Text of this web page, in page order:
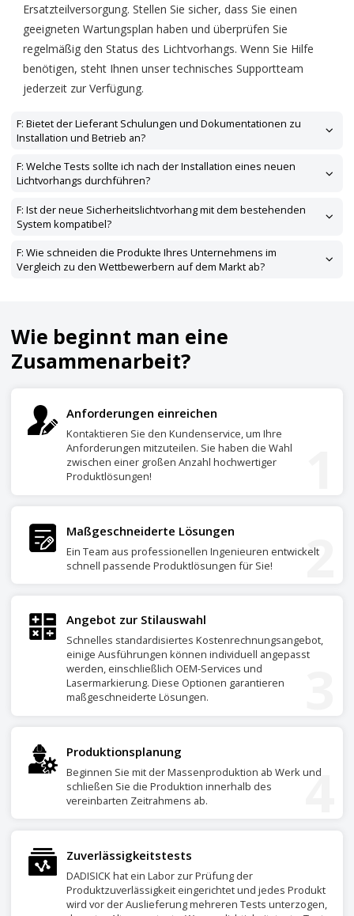
Ersatzteilversorgung. Stellen Sie sicher, dass Sie einen
geeigneten Wartungsplan haben und überprüfen Sie
regelmäßig den Status des Lichtvorhangs. Wenn Sie Hilfe
benötigen, steht Ihnen unser technisches Supportteam
jederzeit zur Verfügung.
F: Bietet der Lieferant Schulungen und Dokumentationen zu
Installation und Betrieb an?
F: Welche Tests sollte ich nach der Installation eines neuen
Lichtvorhangs durchführen?
F: Ist der neue Sicherheitslichtvorhang mit dem bestehenden
System kompatibel?
F: Wie schneiden die Produkte Ihres Unternehmens im
Vergleich zu den Wettbewerbern auf dem Markt ab?
Wie beginnt man eine
Zusammenarbeit?
Anforderungen einreichen
Kontaktieren Sie den Kundenservice, um Ihre
Anforderungen mitzuteilen. Sie haben die Wahl
zwischen einer großen Anzahl hochwertiger
Produktlösungen!
Maßgeschneiderte Lösungen
Ein Team aus professionellen Ingenieuren entwickelt
schnell passende Produktlösungen für Sie!
2
Angebot zur Stilauswahl
Schnelles standardisiertes Kostenrechnungsangebot,
einige Ausführungen können individuell angepasst
werden, einschließlich OEM-Services und
Lasermarkierung. Diese Optionen garantieren
maßgeschneiderte Lösungen.
Produktionsplanung
Beginnen Sie mit der Massenproduktion ab Werk und
schließen Sie die Produktion innerhalb des
vereinbarten Zeitrahmens ab.
4
Zuverlässigkeitstests
DADISICK hat ein Labor zur Prüfung der
Produktzuverlässigkeit eingerichtet und jedes Produkt
wird vor der Auslieferung mehreren Tests unterzogen,